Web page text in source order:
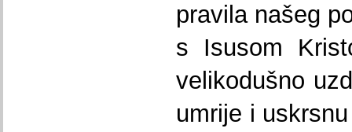
pravila našeg
s Isusom
velikodušno
umrije i